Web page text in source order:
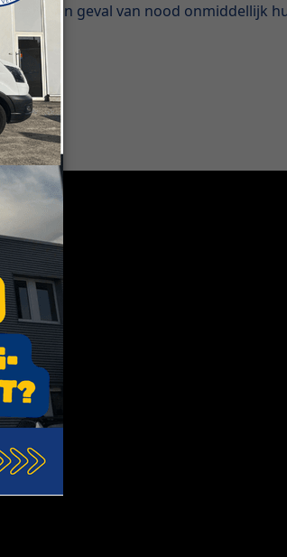
ook in geval van nood onmiddellijk